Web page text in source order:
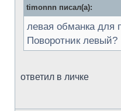
timonnn писал(а):
левая обманка для
Поворотник левый?
ответил в личке